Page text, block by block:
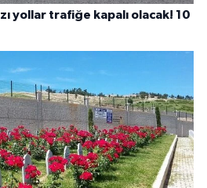
yollar trafiğe kapalı olacak! 10